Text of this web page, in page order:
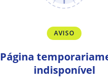
AVISO
Página
indisponível